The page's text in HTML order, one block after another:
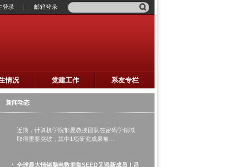
登录 邮箱登录
情况 党建工作 系友专栏
新闻动态
届“党课开讲啦”党支部书记微党课大…
际密码学顶刊与顶会
近期，计算机学院郁昱教授团队在密码学领域
取得重要突破，其中1项研究成果被…
全球最大情绪脑电数据集SEED又添新成员！吕